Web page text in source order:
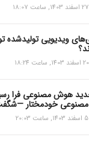
ویدیویی
هوش مصنوعی فرا
خودمختار